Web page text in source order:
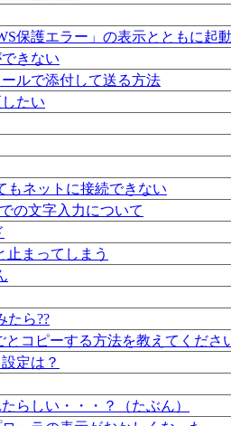
保護エラー」の表示とともに起
きない
ルで添付して送る方法
たい
もネットに接続できない
の文字入力について
止まってしまう
たら??
とコピーする方法を教えてくださ
定は？
らしい・・・？（たぶん）